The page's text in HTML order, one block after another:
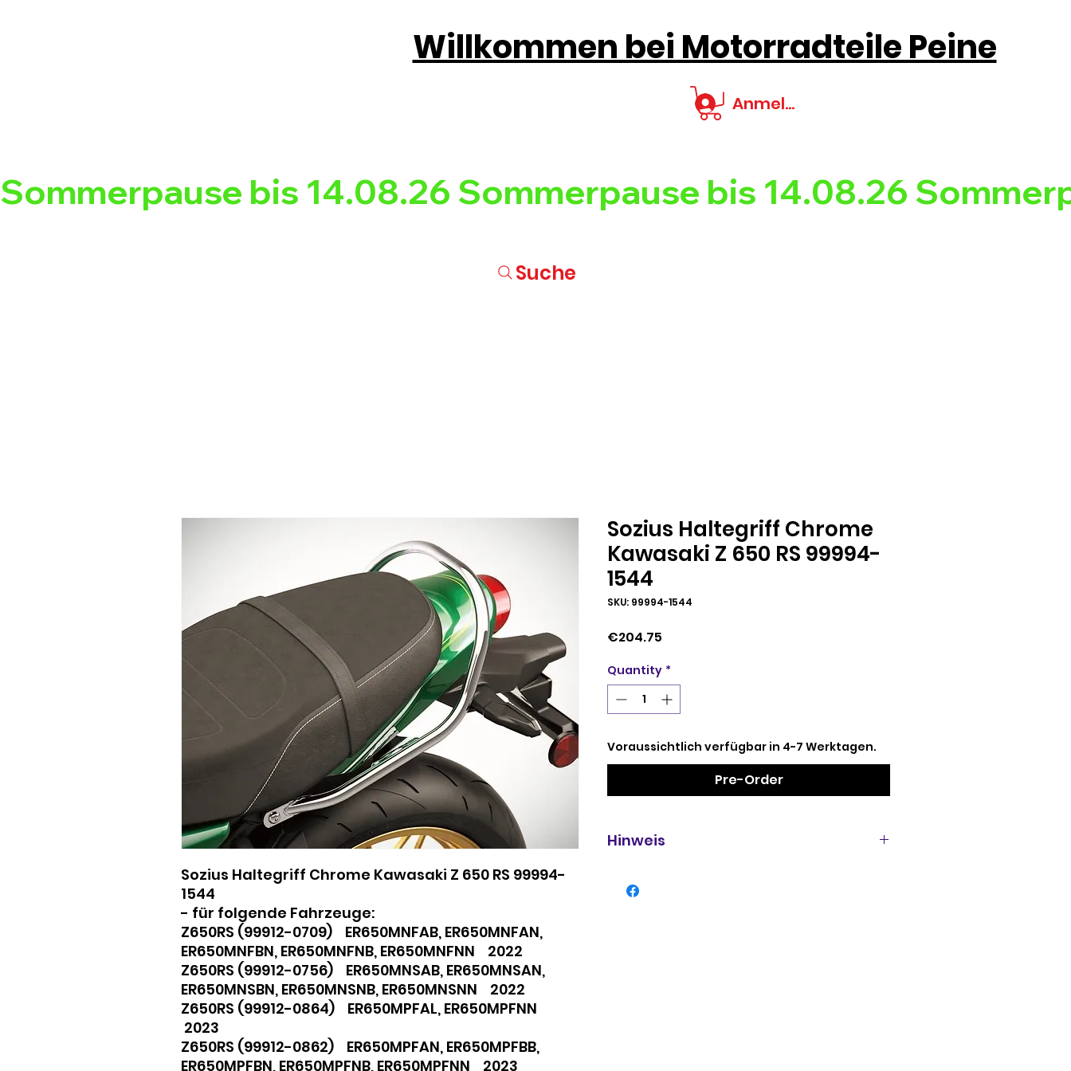
Willkommen bei Motorradteile Peine
Anmelden
Sommerpause bis 14.08.26
Suche
Sozius Haltegriff Chrome Kawasaki Z 650 RS 99994-
1544
- für folgende Fahrzeuge:
Z650RS (99912-0709) ER650MNFAB, ER650MNFAN,
ER650MNFBN, ER650MNFNB, ER650MNFNN 2022
Z650RS (99912-0756) ER650MNSAB, ER650MNSAN,
ER650MNSBN, ER650MNSNB, ER650MNSNN 2022
Z650RS (99912-0864) ER650MPFAL, ER650MPFNN
2023
Z650RS (99912-0862) ER650MPFAN, ER650MPFBB,
ER650MPFBN, ER650MPFNB, ER650MPFNN 2023
Sozius Haltegriff Chrome
Kawasaki Z 650 RS 99994-
1544
SKU: 99994-1544
€204.75
Quantity *
Voraussichtlich verfügbar in 4-7 Werktagen.
Pre-Order
Hinweis
99994-1544